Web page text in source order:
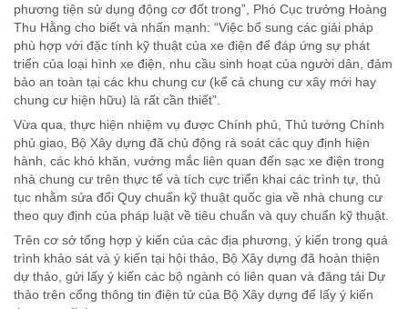
phương tiện sử dụng động cơ đốt trong”, Phó Cục trưởng Hoàng
Thu Hằng cho biết và nhấn mạnh: “Việc bổ sung các giải pháp
phù hợp với đặc tính kỹ thuật của xe điện để đáp ứng sự phát
triển của loại hình xe điện, nhu cầu sinh hoạt của người dân, đảm
bảo an toàn tại các khu chung cư (kể cả chung cư xây mới hay
chung cư hiện hữu) là rất cần thiết”.
Vừa qua, thực hiện nhiệm vụ được Chính phủ, Thủ tướng Chính
phủ giao, Bộ Xây dựng đã chủ động rà soát các quy định hiện
hành, các khó khăn, vướng mắc liên quan đến sạc xe điện trong
nhà chung cư trên thực tế và tích cực triển khai các trình tự, thủ
tục nhằm sửa đổi Quy chuẩn kỹ thuật quốc gia về nhà chung cư
theo quy định của pháp luật về tiêu chuẩn và quy chuẩn kỹ thuật.
Trên cơ sở tổng hợp ý kiến của các địa phương, ý kiến trong quá
trình khảo sát và ý kiến tại hội thảo, Bộ Xây dựng đã hoàn thiện
dự thảo, gửi lấy ý kiến các bộ ngành có liên quan và đăng tải Dự
thảo trên cổng thông tin điện tử của Bộ Xây dựng để lấy ý kiến